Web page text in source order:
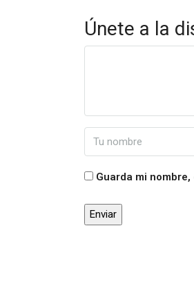
Únete a la
Guarda mi